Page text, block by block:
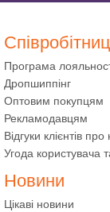
Програма
Дропшиппінг
Оптовим покупцям
Рекламодавцям
Відгуки клієнтів про
Угода користувача
Новини
Цікаві новини